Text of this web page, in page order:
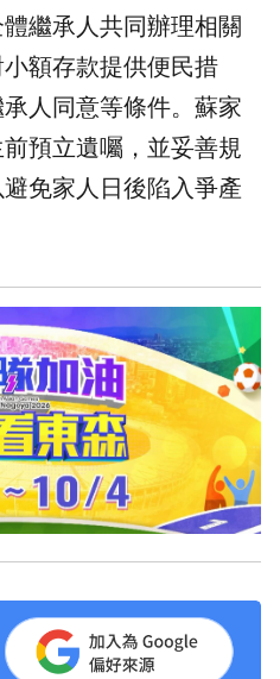
繼承人共同辦理相關
額存款提供便民措
人同意等條件。蘇家
預立遺囑，並妥善規
免家人日後陷入爭產